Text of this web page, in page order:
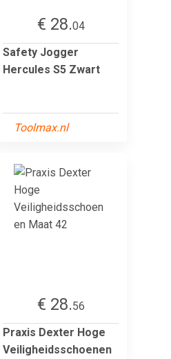
€ 28.04
Safety Jogger
Hercules S5 Zwart
Toolmax.nl
€ 28.56
Praxis Dexter Hoge
Veiligheidsschoenen